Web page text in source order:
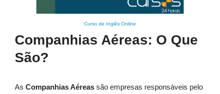
Curso de Inglês Online
Companhias Aéreas: O Que
São?
As Companhias Aéreas são empresas responsáveis pelo